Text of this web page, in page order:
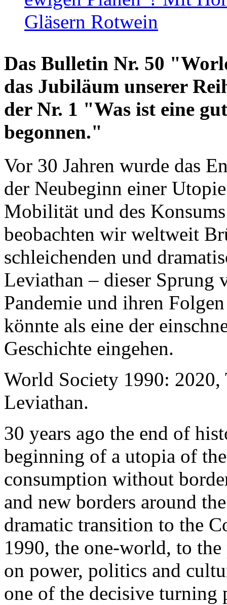
Gläsern Rotwein
Das Bulletin Nr. 50
das Jubiläum unserer
der Nr. 1 "Was ist eine
begonnen."
Vor 30 Jahren wurde das
der Neubeginn einer
Mobilität und des
beobachten wir weltweit
schleichenden und
Leviathan – dieser Sprung
Pandemie und ihren
könnte als eine der
Geschichte eingehen.
World Society 1990: 2020,
Leviathan.
30 years ago the end of
beginning of a utopia of
consumption without
and new borders around
dramatic transition to the
1990, the one-world, to the
on power, politics and
one of the decisive turning